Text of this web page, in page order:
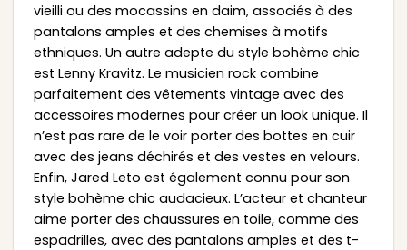
vieilli ou des mocassins en daim, associés à des
pantalons amples et des chemises à motifs
ethniques. Un autre adepte du style bohème chic
est Lenny Kravitz. Le musicien rock combine
parfaitement des vêtements vintage avec des
accessoires modernes pour créer un look unique. Il
n’est pas rare de le voir porter des bottes en cuir
avec des jeans déchirés et des vestes en velours.
Enfin, Jared Leto est également connu pour son
style bohème chic audacieux. L’acteur et chanteur
aime porter des chaussures en toile, comme des
espadrilles, avec des pantalons amples et des t-